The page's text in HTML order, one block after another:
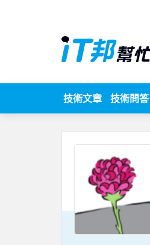
技術文章 技術問答